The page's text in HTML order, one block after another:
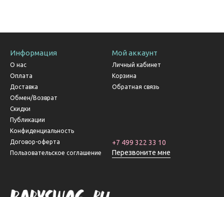
Информация
О нас
Оплата
Доставка
Обмен/Возврат
Скидки
Публикации
Конфиденциальность
Договор-оферта
Пользовательское соглашение
Мой аккаунт
Личный кабинет
Корзина
Обратная связь
+7 499 322 33 10
Перезвоните мне